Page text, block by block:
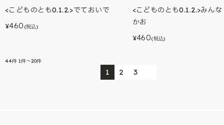
<こどものとも0.1.2.>でておいで
¥460 (税込)
<こどものとも0.1.2.>みん
かお
¥460(税込)
44件 1件～20件
1 2 3